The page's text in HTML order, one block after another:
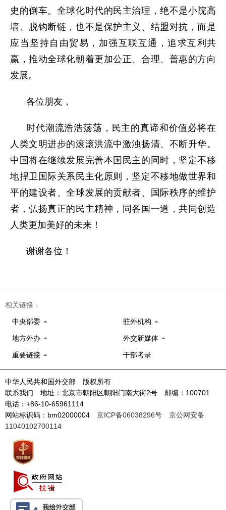
史的倒车。全球化时代的民主治理，绝不是小院高
墙、脱钩断链，也不是保护主义、结盟对抗，而是
应当坚持自由贸易，加强互联互通，追求互利共
赢，推动全球化朝着更加公正、合理、普惠的方向
发展。
各位朋友，
时代潮流浩浩荡荡，民主的真谛和价值必将在
人类文明进步的滚滚洪流中激浊扬清、不断升华。
中国将在继续发展完善本国民主的同时，坚定不移
地捍卫国际关系民主化原则，坚定不移地做世界和
平的建设者、全球发展的贡献者、国际秩序的维护
者，弘扬真正的民主精神，同各国一道，共同创造
人类更加美好的未来！
谢谢各位！
相关链接：
中央部委 驻外机构
地方外办 外交新媒体
重要链接 干部考录
中华人民共和国外交部 版权所有
联系我们 地址：北京市朝阳区朝阳门南大街2号 邮编：100701
电话：+86-10-65961114
网站标识码：bm02000004 京ICP备06038296号
京公网安备
11040102700114